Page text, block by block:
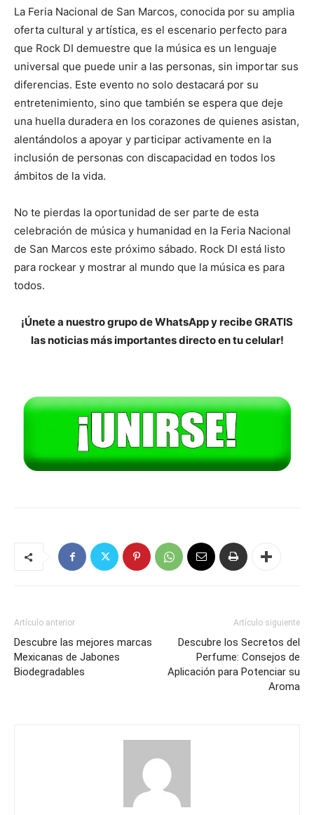
La Feria Nacional de San Marcos, conocida por su amplia
oferta cultural y artística, es el escenario perfecto para
que Rock DI demuestre que la música es un lenguaje
universal que puede unir a las personas, sin importar sus
diferencias. Este evento no solo destacará por su
entretenimiento, sino que también se espera que deje
una huella duradera en los corazones de quienes asistan,
alentándolos a apoyar y participar activamente en la
inclusión de personas con discapacidad en todos los
ámbitos de la vida.
No te pierdas la oportunidad de ser parte de esta
celebración de música y humanidad en la Feria Nacional
de San Marcos este próximo sábado. Rock DI está listo
para rockear y mostrar al mundo que la música es para
todos.
¡Únete a nuestro grupo de WhatsApp y recibe GRATIS
las noticias más importantes directo en tu celular!
Artículo anterior
Descubre las mejores marcas
Mexicanas de Jabones
Biodegradables
Artículo siguiente
Descubre los Secretos del
Perfume: Consejos de
Aplicación para Potenciar su
Aroma